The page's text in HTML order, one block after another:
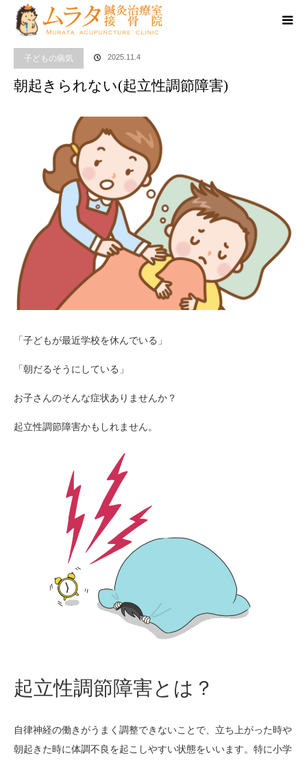
ホーム
症例一覧
子どもの病気, 自律神経 朝起きられない(起立性調節障害)
子どもの病気 2025.11.4
朝起きられない(起立性調節障害)
「子どもが最近学校を休んでいる」
「朝だるそうにしている」
お子さんのそんな症状ありませんか？
起立性調節障害かもしれません。
起立性調節障害とは？
自律神経の働きがうまく調整できないことで、立ち上がった時や
朝起きた時に体調不良を起こしやすい状態をいいます。特に小学